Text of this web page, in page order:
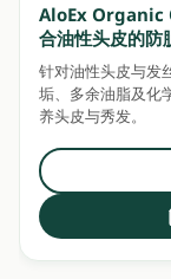
AloEx
合油性头皮的防
针对油性头皮与发
垢、多余油脂及化
养头皮与秀发。